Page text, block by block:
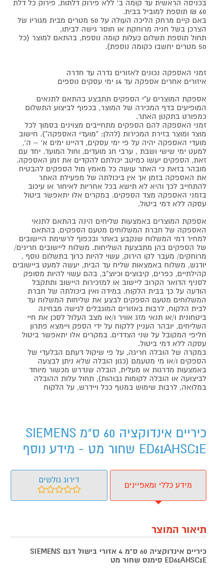
בכניסה הראשית עד קומה ב' ללא פירוק דלתות, פירוק כל דלת
60 ₪ תוספת למוביל בבית.
באם קיים מרחק הליכה העולה על 50 מטרים מבית מגוריו של
הצרכן בשל חניה מרוחקת או חוסר גישה לביתו,
תחול תוספת תשלום כעלות קומה נוספת, בהתאם למוצר (כל
50 מטרים יחשבו כקומה נוספת).
זמני האספקה נכונים לאזורים גדרה עד חדרה
איזורים אחרים אספקה עד 14 ימי עסקים נוספים
אספקת המוצרים ע"י הספקים תתבצע בהתאם לתנאים
המופיעים בדף המכירה של המוצר, בכפוף לביצוע התשלום
כמפורט בתקנון האתר.
זמני האספקה להם הספקים מתחייבים מצוינים בסמוך לכל
מוצר ומוצר בזירת המכירות (להלן: "מועדי האספקה"). חישוב
מועדי האספקה יהיה על פי ימי עסקים, דהיינו ימים א' – ה',
למעט ימי שישי ושבת , ערבי חג מועדים, וחול המועד. יחד עם
זאת, הספקים יעשו כמיטב יכולתם להקדים את זמן האספקה.
מובהר בזאת כי האתר עושה כל מאמץ מול הספקים להבטיח
את האספקה בזמן אך אין ביכולתה של מפעילת האתר
להתחייב לכך והיא לא תישא בכל אחריות לאיחור או עיכוב
בזמני האספקה מצד הספקים. במקרים אלו יתאפשר ביטול
עסקה ללא דמי ביטול.
אספקת המוצרים באמצעות שליחים הינה בהתאם לתנאי
האספקה של חברת המשלוחים מטעם הספקים, בהתאם
למחיר דמי המשלוח שנקבע באתר ובכפוף לרשימת היישובים
של הספקים בהן מתבצעת השליחות. משלוח ליישובים חריגים/
מרוחקים/ מעבר לקו הירוק, עשוי להיות כרוך בתשלום נוסף .
יודגש, משלוח באמצאות שליח עד הבית, יעשה למעט ביישובים
קהילתיים, כפרים, קיבוצים וכיוצ"ב, בהם עשוי להיות מסופק
לסניף הדואר הקרוב ליישוב או למזכירות היישוב ותתקבל
הודעה על כך בבית הלקוח. במידה ואין ביכולתה של חברת
המשלוחים מטעם הספקים לבצע את שליחות המשלוח עד
לבית הלקוח, לרבות באזורים המוגבלים לגישה מבחינה
ביטחונית ו/או תנאי מזג אוויר ו/או מצב העלול לסכן את חיי
השליחים, יובהר העניין ללקוח על ידי הספק ויימצא פתרון
חליפי המקובל על שני הצדדים. במקרים אלו יתאפשר ביטול
עסקה ללא דמי ביטול.
במקרה של הובלה חריגה, על פי שיקול דעתם הבלעדי של
הספקים ו/או מי מטעמם (כגון הובלה שלא ניתן לבצעה
באמצעות מדרגות או מעלית, הובלה שנדרש מכשור מיוחד
לביצועה או הובלה לקומות גבוהות), תחול עלות ההובלה
במלואה, לרבות שימוש במנוף ככל ויידרש, על הלקוח
כיריים אינדוקציה 60 ס"מ SIEMENS
ED61AHSC1E שחור מט - מידע נוסף
מידע כללי ומאפיינים
דירוג גולשים
תיאור המוצר
כיריים אינדוקציה 60 ס"מ 4 אזורי בישול דגם SIEMENS
ED61AHSC1E סימנס שחור מט